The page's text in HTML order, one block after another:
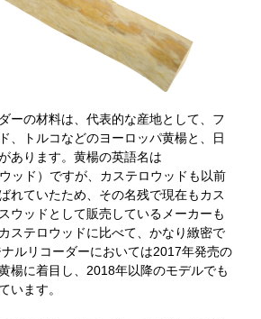
ーの材料は、代表的な産地として、フ
、トルコなどのヨーロッパ黄楊と、日
あります。黄楊の英語名は
ッド）ですが、カステロウッドも以前
れていたため、その名残で現在もカス
ウッドとして販売しているメーカーも
ステロウッドに比べて、かなり緻密で
ルリコーダーにおいては2017年発売の
楊に着目し、2018年以降のモデルでも
います。